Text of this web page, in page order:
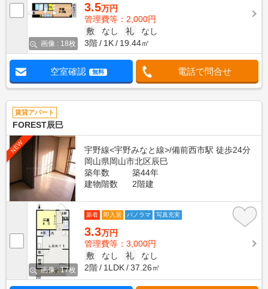
画像 : 18枚
3.5万円
管理費等：2,000円
敷
なし 礼
なし
3階
1K 19.44㎡
空室確認 無料 電話で問合せ
賃貸アパート
FOREST辰巳
NEW
宇野線<宇野みなと線>/備前西市駅 徒歩24分
岡山県岡山市北区辰巳
築年数
築44年
建物階数
2階建
画像 : 17枚
新着 即入居 パノラマ 写真充実
3.3万円
管理費等：3,000円
敷
なし 礼
なし
2階
1LDK 37.26㎡